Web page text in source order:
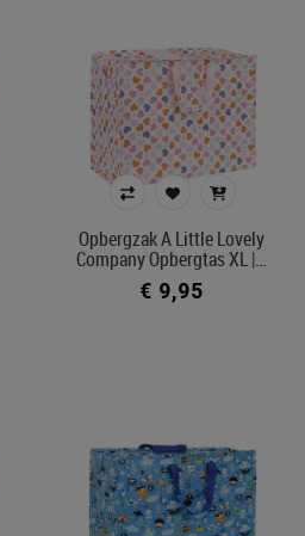
Opbergzak A Little Lovely
Company Opbergtas XL |…
€ 9,95